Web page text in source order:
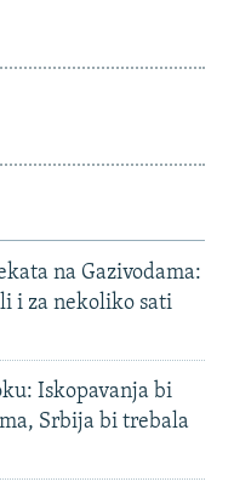
na Gazivodama:
i za nekoliko sati
Iskopavanja bi
Srbija bi trebala